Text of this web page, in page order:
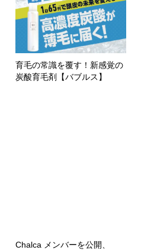
育毛の常識を覆す！新感覚の
炭酸育毛剤【バブルス】
Chalca メンバーを公開、